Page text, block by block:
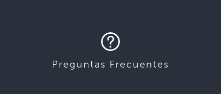
Preguntas Frecuentes